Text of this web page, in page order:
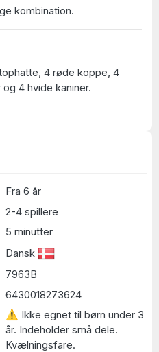
Fra 6 år
2-4 spillere
5 minutter
Dansk
7963B
6430018273624
⚠ Ikke egnet til børn under 3
år. Indeholder små dele.
Kvælningsfare.
kombination.
4 røde koppe, 4
4 hvide kaniner.